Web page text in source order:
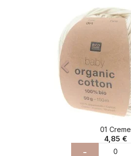

Précédent
01 Creme
4,85 €
-